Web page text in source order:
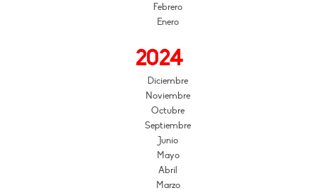
Febrero
Enero
2024
Diciembre
Noviembre
Octubre
Septiembre
Junio
Mayo
Abril
Marzo